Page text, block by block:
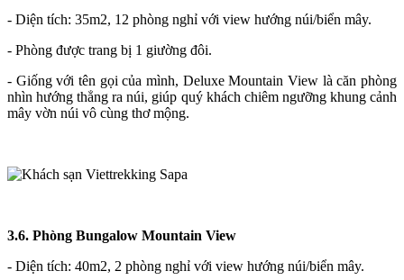
- Diện tích: 35m2, 12 phòng nghỉ với view hướng núi/biển mây.
- Phòng được trang bị 1 giường đôi.
- Giống với tên gọi của mình, Deluxe Mountain View là căn phòng
nhìn hướng thẳng ra núi, giúp quý khách chiêm ngưỡng khung cảnh
mây vờn núi vô cùng thơ mộng.
3.6. Phòng Bungalow Mountain View
- Diện tích: 40m2, 2 phòng nghỉ với view hướng núi/biển mây.